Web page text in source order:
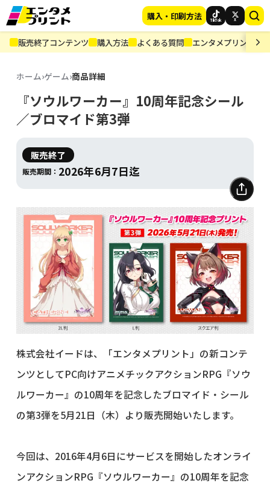
購入・印刷方法 TikTok X
販売終了コンテンツ 購入方法 よくある質問 エンタメプリントと
ホーム ゲーム 商品詳細
『ソウルワーカー』10周年記念シール
／ブロマイド第3弾
販売終了
販売期間： 2026年6月7日迄
株式会社イードは、「エンタメプリント」の新コンテ
ンツとしてPC向けアニメチックアクションRPG『ソウ
ルワーカー』の10周年を記念したブロマイド・シール
の第3弾を5月21日（木）より販売開始いたします。
今回は、2016年4月6日にサービスを開始したオンライ
ンアクションRPG『ソウルワーカー』の10周年を記念